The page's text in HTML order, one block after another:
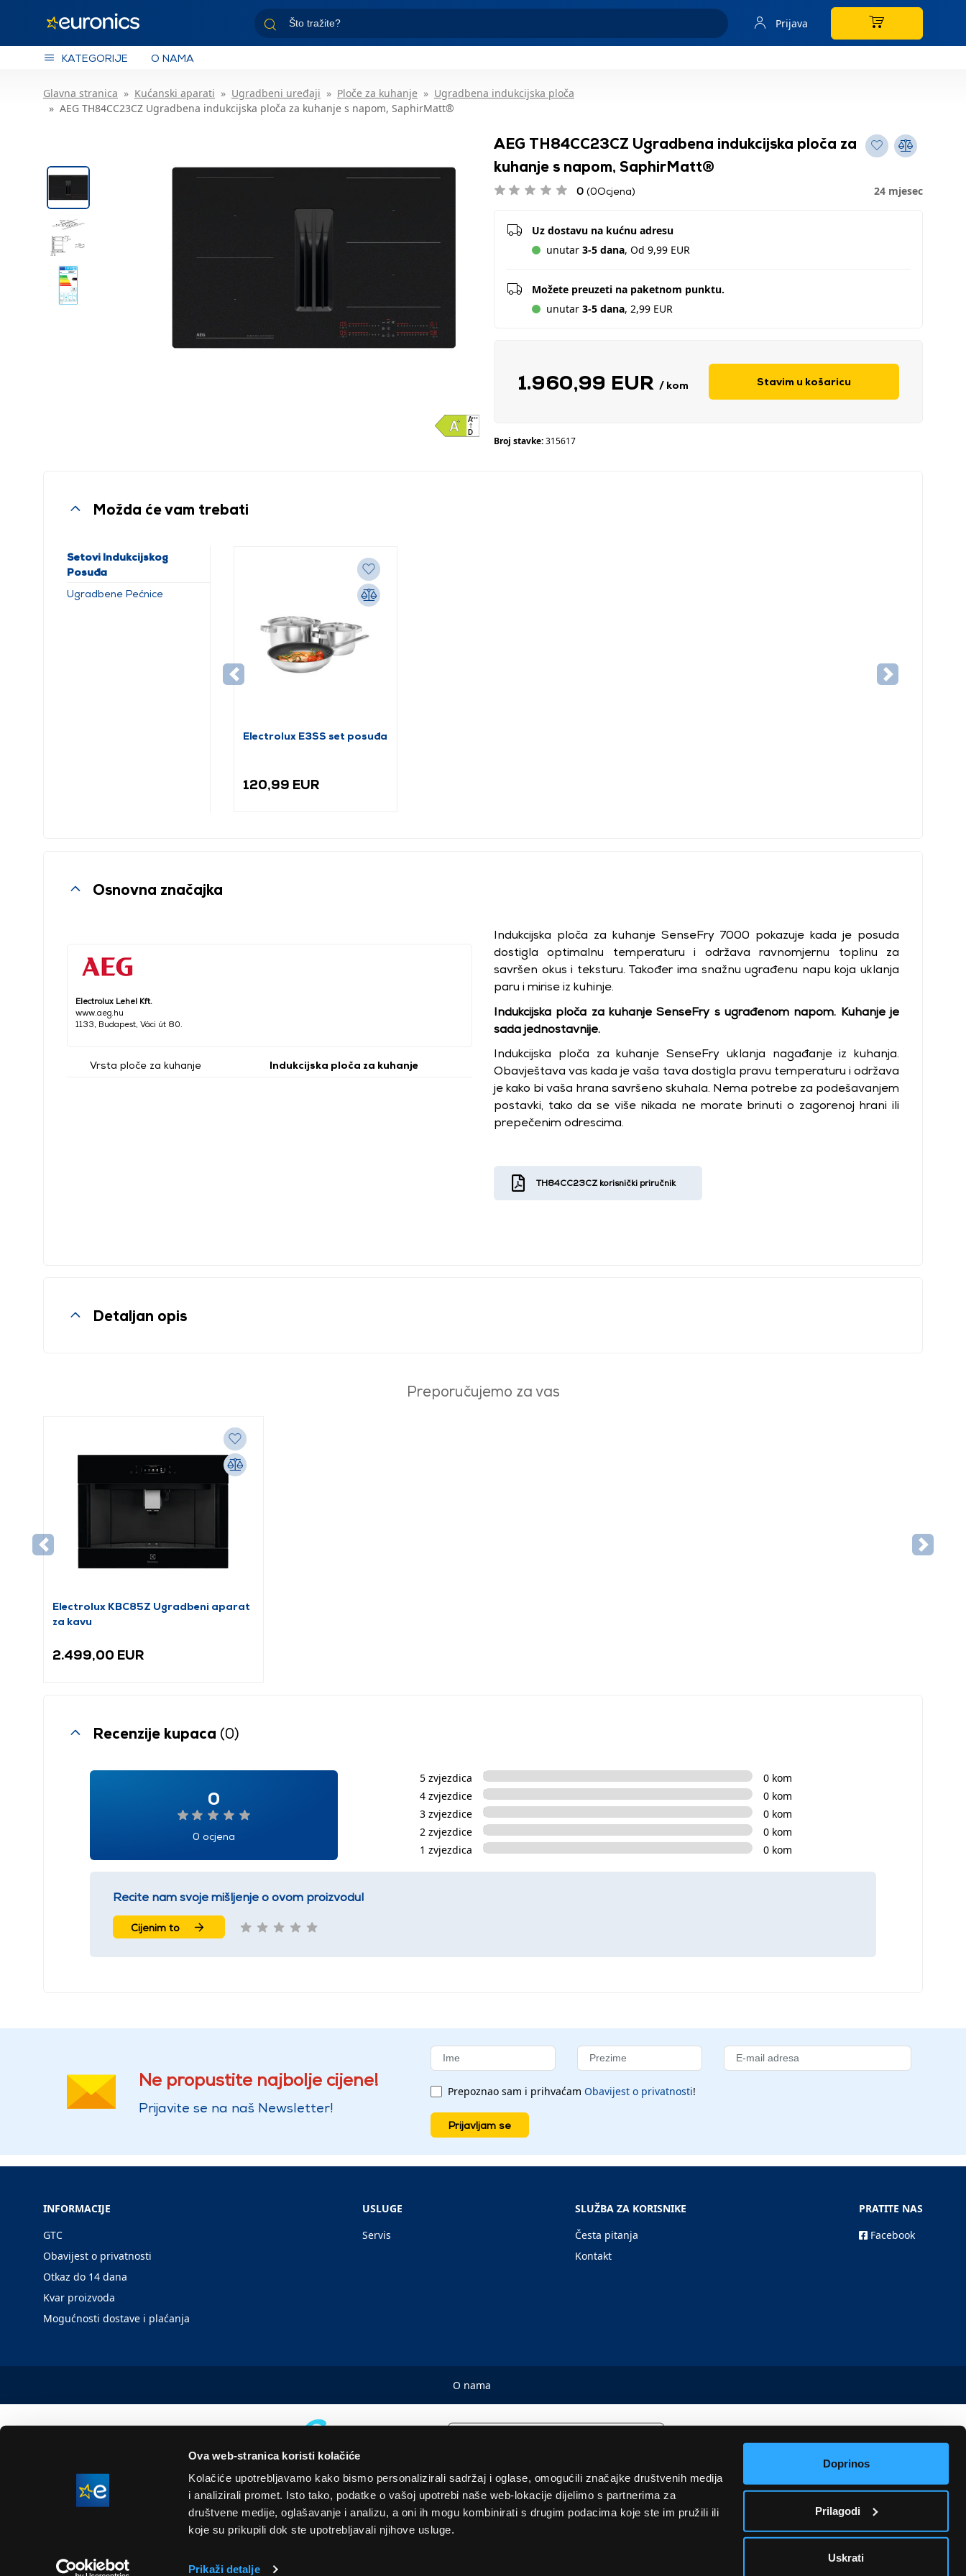
Ova web-stranica koristi kolačiće
Kolačiće upotrebljavamo kako bismo personalizirali sadržaj i oglase, omogućili značajke društvenih medija
i analizirali promet. Isto tako, podatke o vašoj upotrebi naše web-lokacije dijelimo s partnerima za
društvene medije, oglašavanje i analizu, a oni ih mogu kombinirati s drugim podacima koje ste im pružili ili
koje su prikupili dok ste upotrebljavali njihove usluge.
Prikaži detalje
Doprinos
Prilagodi
Uskrati
Prijava
KATEGORIJE O NAMA
Glavna stranica Kućanski aparati Ugradbeni uređaji Ploče za kuhanje
Ugradbena indukcijska ploča
AEG TH84CC23CZ Ugradbena indukcijska ploča za kuhanje s napom, SaphirMatt®
AEG TH84CC23CZ Ugradbena indukcijska ploča za
kuhanje s napom, SaphirMatt®
0 (0Ocjena) 24 mjesec
Uz dostavu na kućnu adresu
unutar 3-5 dana, Od 9,99 EUR
Možete preuzeti na paketnom punktu.
unutar 3-5 dana, 2,99 EUR
1.960,99 EUR / kom Stavim u košaricu
Broj stavke:315617
Možda će vam trebati
Setovi Indukcijskog
Posuđa
Ugradbene Pećnice
Electrolux E3SS set posuđa
120,99 EUR
Osnovna značajka
Electrolux Lehel Kft.
www.aeg.hu
1133, Budapest, Váci út 80.
Vrsta ploče za kuhanje Indukcijska ploča za kuhanje
Indukcijska ploča za kuhanje SenseFry 7000 pokazuje kada je posuda
dostigla optimalnu temperaturu i održava ravnomjernu toplinu za
savršen okus i teksturu. Također ima snažnu ugrađenu napu koja uklanja
paru i mirise iz kuhinje.
Indukcijska ploča za kuhanje SenseFry s ugrađenom napom. Kuhanje je
sada jednostavnije.
Indukcijska ploča za kuhanje SenseFry uklanja nagađanje iz kuhanja.
Obavještava vas kada je vaša tava dostigla pravu temperaturu i održava
je kako bi vaša hrana savršeno skuhala. Nema potrebe za podešavanjem
postavki, tako da se više nikada ne morate brinuti o zagorenoj hrani ili
prepečenim odrescima.
TH84CC23CZ korisnički priručnik
Detaljan opis
Preporučujemo za vas
Electrolux KBC85Z Ugradbeni aparat
za kavu
2.499,00 EUR
Recenzije kupaca (0)
0
0 ocjena
5 zvjezdica
0 kom
4 zvjezdice
0 kom
3 zvjezdice
0 kom
2 zvjezdice
0 kom
1 zvjezdica
0 kom
Recite nam svoje mišljenje o ovom proizvodu!
Cijenim to
Ne propustite najbolje cijene!
Prijavite se na naš Newsletter!
Prepoznao sam i prihvaćam Obavijest o privatnosti!
Prijavljam se
INFORMACIJE
GTC
Obavijest o privatnosti
Otkaz do 14 dana
Kvar proizvoda
Mogućnosti dostave i plaćanja
USLUGE
Servis
SLUŽBA ZA KORISNIKE
Česta pitanja
Kontakt
PRATITE NAS
Facebook
O nama
© 2026. Sva prava pridržana! Euronics Technical Store Chain
Naše cijene su u EUR i uključuju PDV. Služimo samo količine za kućanstvo. Navedene cijene, slike i opisi su informativnog